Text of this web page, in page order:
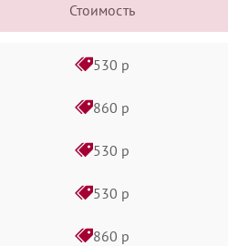
Стоимость
530 р
860 р
530 р
530 р
860 р